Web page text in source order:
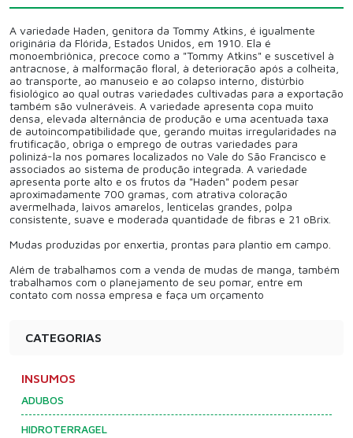
CATEGORIAS
INSUMOS
ADUBOS
HIDROTERRAGEL
A variedade Haden, genitora da Tommy Atkins, é igualmente
originária da Flórida, Estados Unidos, em 1910. Ela é
monoembriônica, precoce como a "Tommy Atkins" e suscetível à
antracnose, à malformação floral, à deterioração após a colheita,
ao transporte, ao manuseio e ao colapso interno, distúrbio
fisiológico ao qual outras variedades cultivadas para a exportação
também são vulneráveis. A variedade apresenta copa muito
densa, elevada alternância de produção e uma acentuada taxa
de autoincompatibilidade que, gerando muitas irregularidades na
frutificação, obriga o emprego de outras variedades para
polinizá-la nos pomares localizados no Vale do São Francisco e
associados ao sistema de produção integrada. A variedade
apresenta porte alto e os frutos da "Haden" podem pesar
aproximadamente 700 gramas, com atrativa coloração
avermelhada, laivos amarelos, lenticelas grandes, polpa
consistente, suave e moderada quantidade de fibras e 21 oBrix.
Mudas produzidas por enxertia, prontas para plantio em campo.
Além de trabalhamos com a venda de mudas de manga, também
trabalhamos com o planejamento de seu pomar, entre em
contato com nossa empresa e faça um orçamento